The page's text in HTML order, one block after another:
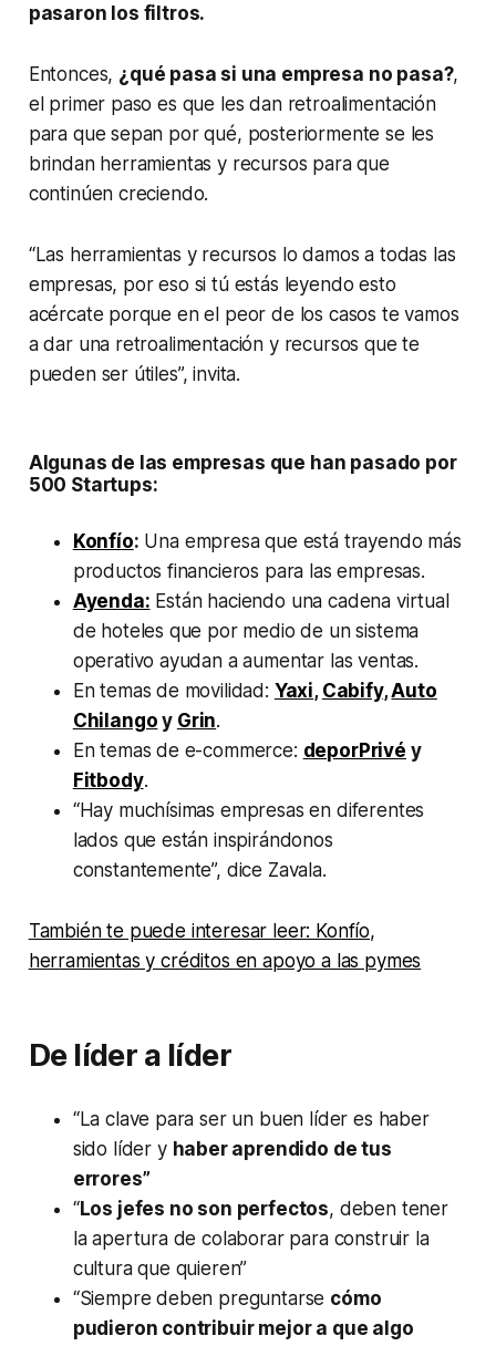
pasaron los filtros.
Entonces, ¿qué pasa si una empresa no pasa?,
el primer paso es que les dan retroalimentación
para que sepan por qué, posteriormente se les
brindan herramientas y recursos para que
continúen creciendo.
“Las herramientas y recursos lo damos a todas las
empresas, por eso si tú estás leyendo esto
acércate porque en el peor de los casos te vamos
a dar una retroalimentación y recursos que te
pueden ser útiles”, invita.
Algunas de las empresas que han pasado por
500 Startups:
Konfío: Una empresa que está trayendo más
productos financieros para las empresas.
Ayenda: Están haciendo una cadena virtual
de hoteles que por medio de un sistema
operativo ayudan a aumentar las ventas.
En temas de movilidad: Yaxi, Cabify,Auto
Chilango y Grin.
En temas de e-commerce: deporPrivé y
Fitbody.
“Hay muchísimas empresas en diferentes
lados que están inspirándonos
constantemente”, dice Zavala.
También te puede interesar leer: Konfío,
herramientas y créditos en apoyo a las pymes
De líder a líder
“La clave para ser un buen líder es haber
sido líder y haber aprendido de tus
errores”
“Los jefes no son perfectos, deben tener
la apertura de colaborar para construir la
cultura que quieren”
“Siempre deben preguntarse cómo
pudieron contribuir mejor a que algo